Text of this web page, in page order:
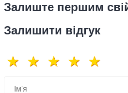
Залиште першим
Залишити відгук